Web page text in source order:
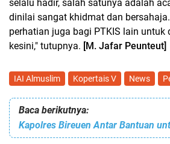
selalu hadir, salah satunya adalah
dinilai sangat khidmat dan
perhatian juga bagi PTKIS lain untuk
kesini," tutupnya. [M. Jafar Peunteut]
IAI Almuslim Kopertais V News
Baca berikutnya: